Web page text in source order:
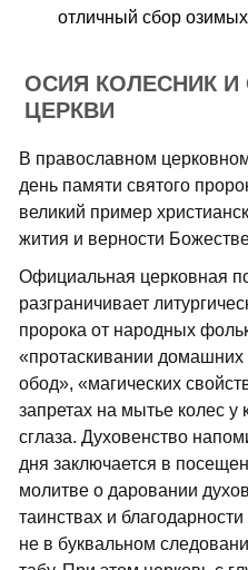
отличный сбор озимых
ОСИЯ КОЛЕСНИК
ЦЕРКВИ
В православном
день памяти святого
великий пример
жития и верности
Официальная церковная
разграничивает
пророка от народных
«протаскивании
обод», «магических
запретах на мытье колес у
сглаза. Духовенство
дня заключается в
молитве о даровании
таинствах и
не в буквальном